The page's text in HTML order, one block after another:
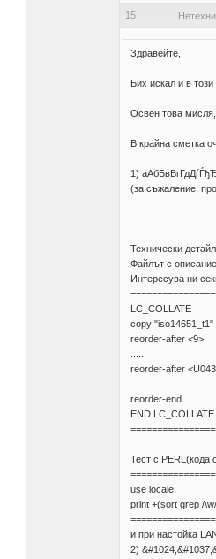
15
Здравейте,
Бих искал и в
Освен това мисля,
В крайна сметка
1)
(за съжаление,
Технически
Файлът с
Интересува ни
LC_COLLATE
copy "iso14651_t1"
reorder-after <9>
reorder-after
reorder-end
END LC_COLLATE
Тест с PERL(кода
use locale;
print +(sort grep /
и при настойка
2)